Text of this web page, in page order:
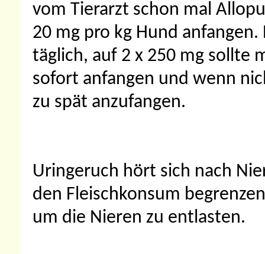
vom Tierarzt schon mal
20 mg pro kg Hund anfangen.
täglich, auf 2 x 250 mg sollte
sofort anfangen und wenn
zu spät anzufangen.
Uringeruch hört sich nach
den Fleischkonsum
um die Nieren zu entlasten.